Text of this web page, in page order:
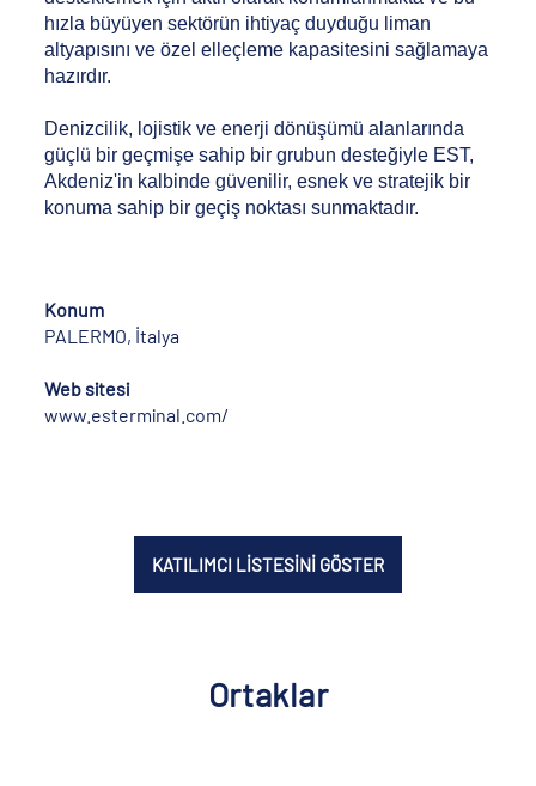
hızla büyüyen sektörün ihtiyaç duyduğu liman
altyapısını ve özel elleçleme kapasitesini sağlamaya
hazırdır.
Denizcilik, lojistik ve enerji dönüşümü alanlarında
güçlü bir geçmişe sahip bir grubun desteğiyle EST,
Akdeniz'in kalbinde güvenilir, esnek ve stratejik bir
konuma sahip bir geçiş noktası sunmaktadır.
Konum
PALERMO, İtalya
Web sitesi
www.esterminal.com/
KATILIMCI LİSTESİNİ GÖSTER
Ortaklar